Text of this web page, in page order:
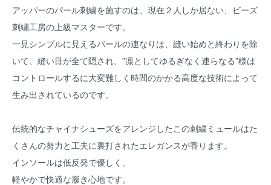
アッパーのパール刺繍を施すのは、現在２人しか居ない、ビーズ
刺繍工房の上級マスターです。
一見シンプルに見えるパールの連なりは、縫い始めと終わりを除
いて、縫い目が全て隠され、”凛としてゆるぎなく連らなる”様は
コントロールするに大変難しく時間のかかる高度な技術によって
生み出されているのです。
伝統的なチャイナシューズをアレンジしたこの刺繍ミュールはた
くさんの努力と工夫に裏打されたエレガンスが香ります。
インソールは低反発で優しく、
軽やかで快適な履き心地です。